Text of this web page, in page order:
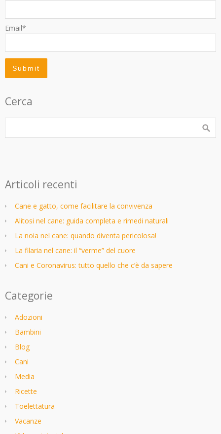
Email*
Cerca
Articoli recenti
Cane e gatto, come facilitare la convivenza
Alitosi nel cane: guida completa e rimedi naturali
La noia nel cane: quando diventa pericolosa!
La filaria nel cane: il “verme” del cuore
Cani e Coronavirus: tutto quello che c’è da sapere
Categorie
Adozioni
Bambini
Blog
Cani
Media
Ricette
Toelettatura
Vacanze